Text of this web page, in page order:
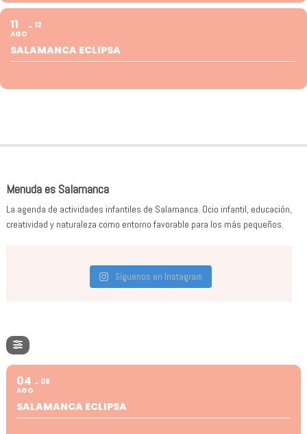
11
AGO
12
SALAMANCA ECLIPSA
Menuda es Salamanca
La agenda de actividades infantiles de Salamanca. Ocio infantil, educación,
creatividad y naturaleza como entorno favorable para los más pequeños.
Síguenos en Instagram
04
AGO
08
SALAMANCA ECLIPSA